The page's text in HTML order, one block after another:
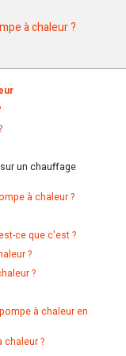
à chaleur ?
un chauffage
à chaleur ?
ce que c'est ?
?
?
à chaleur en
?